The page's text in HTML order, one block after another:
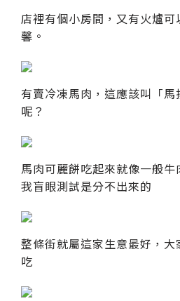
店裡有個小房間，又有火爐
馨。
有賣冷凍馬肉，這應該叫「
呢？
馬肉可麗餅吃起來就像一般
我盲眼測試是分不出來的
整條街就屬這家生意最好，
吃